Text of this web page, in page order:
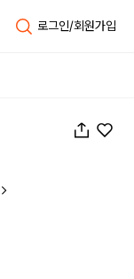
로그인/회원가입